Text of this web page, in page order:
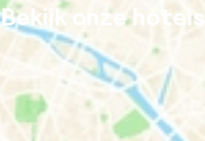
Bekijk onze hotels